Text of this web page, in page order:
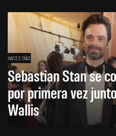
HACE 2 DÍAS
Sebastian Stan se
por primera vez
Wallis